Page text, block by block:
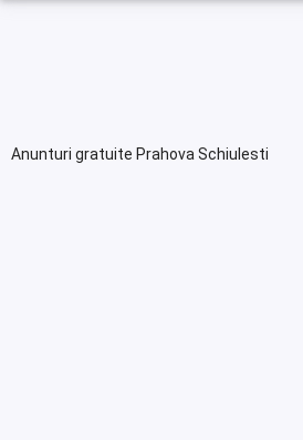
Anunturi gratuite Prahova Schiulesti